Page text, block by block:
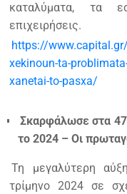
καταλύματα, τα
επιχειρήσεις.
https://
xekinoun-ta-
xanetai-to-pasxa/
Σκαρφάλωσε στα
το 2024 – Οι
Τη μεγαλύτερη
τρίμηνο 2024 σε